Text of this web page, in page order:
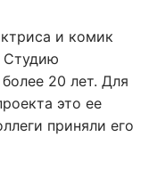
и комик
Студию
20 лет. Для
это ее
приняли его